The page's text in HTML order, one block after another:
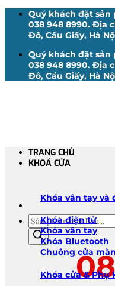
Quý khách đặt sản
038 948 8990. Địa
Đô, Cầu Giấy, Hà
Quý khách đặt sản
038 948 8990. Địa
Đô, Cầu Giấy, Hà
Tìm
kiếm
sản
phẩm
TRANG CHỦ
KHOÁ CỬA
Khóa vân tay và
Khóa điện tử
Khóa vân tay
Khóa Bluetooth
Chuông cửa
Khóa cửa & Phụ